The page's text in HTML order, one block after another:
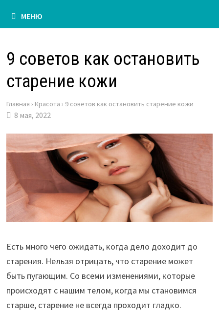
МЕНЮ
9 советов как остановить
старение кожи
Главная › Красота › 9 советов как остановить старение кожи
8 мая, 2022
Есть много чего ожидать, когда дело доходит до
старения. Нельзя отрицать, что старение может
быть пугающим. Со всеми изменениями, которые
происходят с нашим телом, когда мы становимся
старше, старение не всегда проходит гладко.